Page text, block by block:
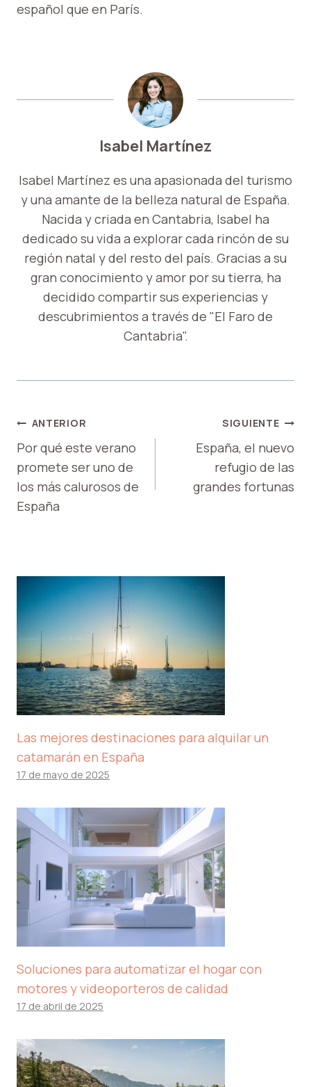
español que en París.
Isabel Martínez
Isabel Martínez es una apasionada del turismo
y una amante de la belleza natural de España.
Nacida y criada en Cantabria, Isabel ha
dedicado su vida a explorar cada rincón de su
región natal y del resto del país. Gracias a su
gran conocimiento y amor por su tierra, ha
decidido compartir sus experiencias y
descubrimientos a través de "El Faro de
Cantabria".
NAVEGACIÓN
DE
ENTRADAS
ANTERIOR
Por qué este verano
promete ser uno de
los más calurosos de
España
SIGUIENTE
España, el nuevo
refugio de las
grandes fortunas
Las mejores destinaciones para alquilar un
catamarán en España
17 de mayo de 2025
Soluciones para automatizar el hogar con
motores y videoporteros de calidad
17 de abril de 2025